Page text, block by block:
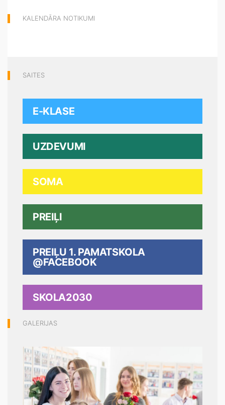
KALENDĀRA NOTIKUMI
SAITES
E-KLASE
UZDEVUMI
SOMA
PREIĻI
PREIĻU 1. PAMATSKOLA
@FACEBOOK
SKOLA2030
GALERIJAS